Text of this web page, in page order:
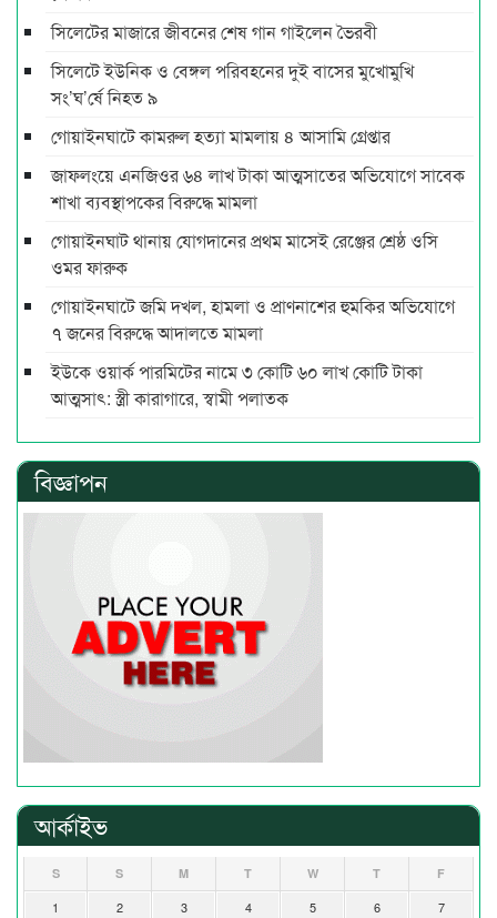
সিলেটের মাজারে জীবনের শেষ গান গাইলেন ভৈরবী
সিলেটে ইউনিক ও বেঙ্গল পরিবহনের দুই বাসের মুখোমুখি
সং’ঘ’র্ষে নিহত ৯
গোয়াইনঘাটে কামরুল হত্যা মামলায় ৪ আসামি গ্রেপ্তার
জাফলংয়ে এনজিওর ৬৪ লাখ টাকা আত্মসাতের অভিযোগে সাবেক
শাখা ব্যবস্থাপকের বিরুদ্ধে মামলা
গোয়াইনঘাট থানায় যোগদানের প্রথম মাসেই রেঞ্জের শ্রেষ্ঠ ওসি
ওমর ফারুক
গোয়াইনঘাটে জমি দখল, হামলা ও প্রাণনাশের হুমকির অভিযোগে
৭ জনের বিরুদ্ধে আদালতে মামলা
ইউকে ওয়ার্ক পারমিটের নামে ৩ কোটি ৬০ লাখ কোটি টাকা
আত্মসাৎ: স্ত্রী কারাগারে, স্বামী পলাতক
বিজ্ঞাপন
আর্কাইভ
S S M T W T F
1 2 3 4 5 6
7